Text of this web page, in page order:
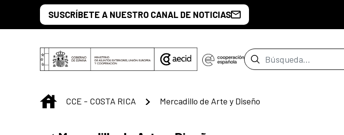
Saltar al contenido principal
SUSCRÍBETE A NUESTRO CANAL DE NOTICIAS
Barra de búsqueda
INICIO
CCE - COSTA RICA Mercadillo de Arte y Diseño